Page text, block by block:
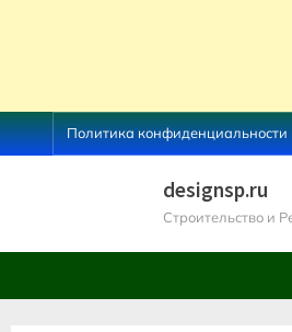
Skip
to
Политика конфиденциальности
designsp.ru
Строительство и